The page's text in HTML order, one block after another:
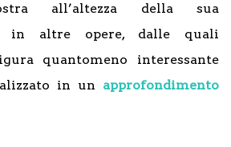
all’altezza della sua
in altre opere, dalle quali
quantomeno interessante
in un approfondimento